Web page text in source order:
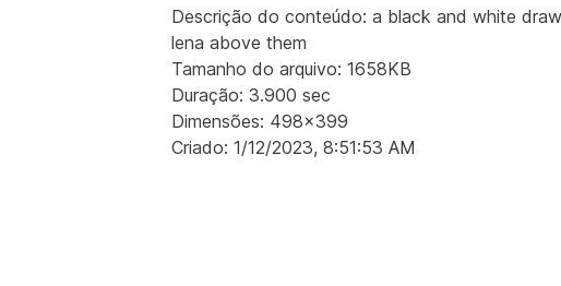
Descrição do conteúdo: a black and white
lena above them
Tamanho do arquivo: 1658KB
Duração: 3.900 sec
Dimensões: 498x399
Criado: 1/12/2023, 8:51:53 AM